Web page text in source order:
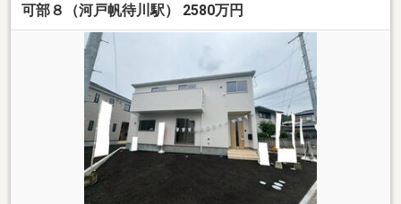
可部８（河戸帆待川駅） 2580万円